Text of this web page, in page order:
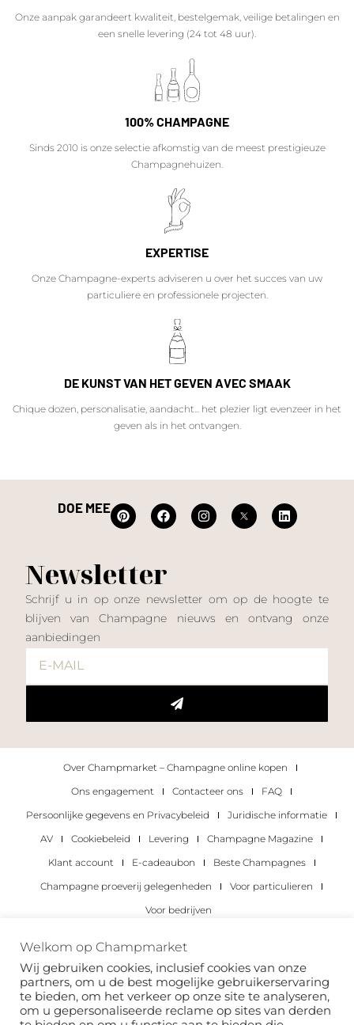
Onze aanpak garandeert kwaliteit, bestelgemak, veilige betalingen en
een snelle levering (24 tot 48 uur).
100% CHAMPAGNE
Sinds 2010 is onze selectie afkomstig van de meest prestigieuze
Champagnehuizen.
EXPERTISE
Onze Champagne-experts adviseren u over het succes van uw
particuliere en professionele projecten.
DE KUNST VAN HET GEVEN AVEC SMAAK
Chique dozen, personalisatie, aandacht... het plezier ligt evenzeer in het
geven als in het ontvangen.
DOE MEE
Newsletter
Schrijf u in op onze newsletter om op de hoogte te
blijven van Champagne nieuws en ontvang onze
aanbiedingen
Over Champmarket – Champagne online kopen
Ons engagement
Contacteer ons
FAQ
Persoonlijke gegevens en Privacybeleid
Juridische informatie
AV
Cookiebeleid Levering
Champagne Magazine
Klant account
E-cadeaubon
Beste Champagnes
Champagne proeverij gelegenheden
Voor particulieren
Voor bedrijven
Copyright 2022 © alle rechten voorbehouden.
Welkom op Champmarket
Wij gebruiken cookies, inclusief cookies van onze
partners, om u de best mogelijke gebruikerservaring
te bieden, om het verkeer op onze site te analyseren,
om u gepersonaliseerde reclame op sites van derden